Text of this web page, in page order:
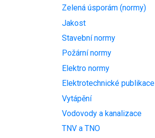
Zelená úsporám (normy)
Jakost
Stavební normy
Požární normy
Elektro normy
Elektrotechnické publikace
Vytápění
Vodovody a kanalizace
TNV a TNO